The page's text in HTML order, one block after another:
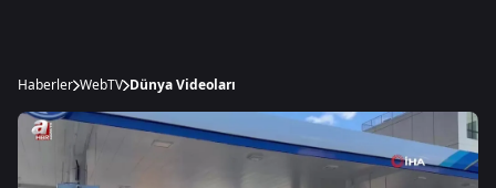
Haberler WebTV Dünya Videoları